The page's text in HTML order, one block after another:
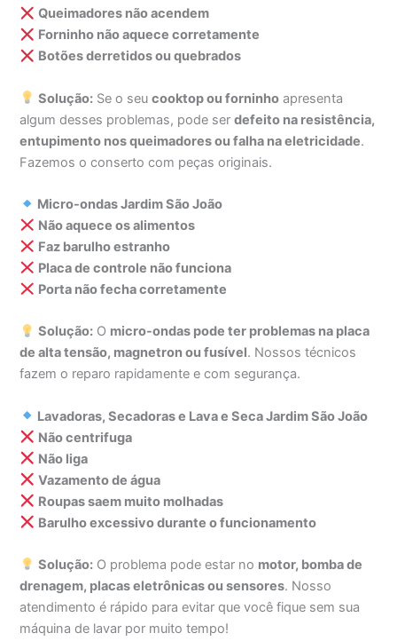
Queimadores não acendem
Forninho não aquece corretamente
Botões derretidos ou quebrados
Solução: Se o seucooktop ou forninho apresenta
algum desses problemas, pode serdefeito na resistência,
entupimento nos queimadores ou falha na eletricidade.
Fazemos o conserto com peças originais.
Micro-ondas Jardim São João
Não aquece os alimentos
Faz barulho estranho
Placa de controle não funciona
Porta não fecha corretamente
Solução: O micro-ondas pode ter problemas na placa
de alta tensão, magnetron ou fusível. Nossos técnicos
fazem o reparo rapidamente e com segurança.
Lavadoras, Secadoras e Lava e Seca Jardim São João
Não centrifuga
Não liga
Vazamento de água
Roupas saem muito molhadas
Barulho excessivo durante o funcionamento
Solução: O problema pode estar no motor, bomba de
drenagem, placas eletrônicas ou sensores. Nosso
atendimento é rápido para evitar que você fique sem sua
máquina de lavar por muito tempo!